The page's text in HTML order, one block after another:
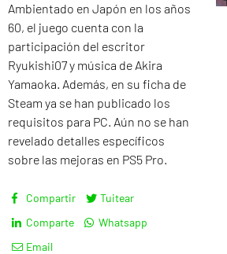
Ambientado en Japón en los años
60, el juego cuenta con la
participación del escritor
Ryukishi07 y música de Akira
Yamaoka. Además, en su ficha de
Steam ya se han publicado los
requisitos para PC. Aún no se han
revelado detalles específicos
sobre las mejoras en PS5 Pro.
Compartir
Tuitear
Comparte
Whatsapp
Email